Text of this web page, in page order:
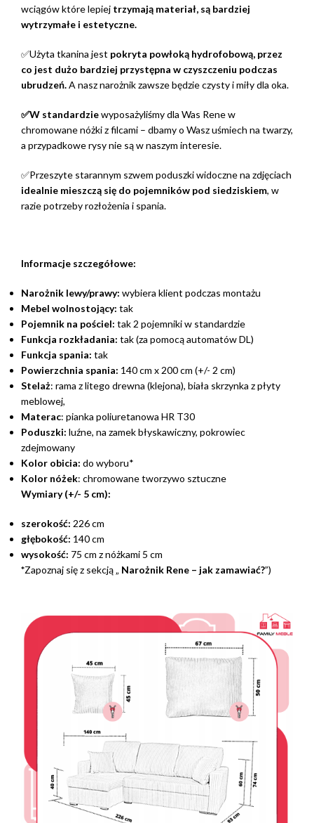
wciągów które lepiej trzymają materiał, są bardziej
wytrzymałe i estetyczne.
✅Użyta tkanina jest pokryta powłoką hydrofobową, przez
co jest dużo bardziej przystępna w czyszczeniu podczas
ubrudzeń.A nasz narożnik zawsze będzie czysty i miły dla oka.
✅W standardziewyposażyliśmy dla Was Rene w
chromowane nóżki z filcami – dbamy o Wasz uśmiech na twarzy,
a przypadkowe rysy nie są w naszym interesie.
✅Przeszyte starannym szwem poduszki widoczne na zdjęciach
idealnie mieszczą się do pojemników pod siedziskiem, w
razie potrzeby rozłożenia i spania.
Informacje szczegółowe:
Narożnik lewy/prawy: wybiera klient podczas montażu
Mebel wolnostojący: tak
Pojemnik na pościel: tak 2 pojemniki w standardzie
Funkcja rozkładania: tak (za pomocą automatów DL)
Funkcja spania: tak
Powierzchnia spania: 140 cm x 200 cm (+/- 2 cm)
Stelaż: rama z litego drewna (klejona), biała skrzynka z płyty
meblowej,
Materac: pianka poliuretanowa HR T30
Poduszki: luźne, na zamek błyskawiczny, pokrowiec
zdejmowany
Kolor obicia: do wyboru*
Kolor nóżek: chromowane tworzywo sztuczne
Wymiary (+/- 5 cm):
szerokość: 226 cm
głębokość: 140 cm
wysokość: 75 cm z nóżkami 5 cm
*Zapoznaj się z sekcją „ Narożnik Rene – jak zamawiać?”)